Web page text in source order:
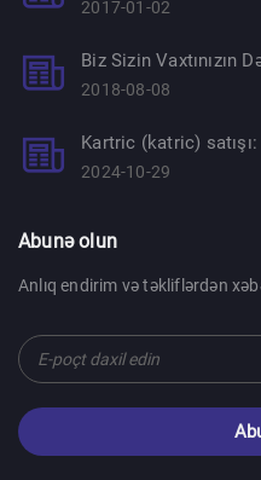
2017-01-02
Biz Sizin Vaxtınızın
2018-08-08
Kartric (katric)
2024-10-29
Abunə olun
Anlıq endirim və təkliflərdən